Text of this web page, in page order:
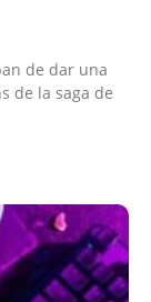
de dar una
de la saga de